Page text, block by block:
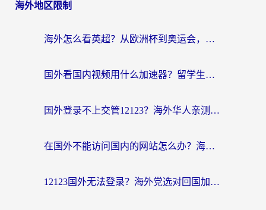
海外地区限制
海外怎么看英超？从欧洲杯到奥运会，一份让你不卡壳的中文解说观看指南
国外看国内视频用什么加速器？留学生和海外华人的实用指南
国外登录不上交管12123？海外华人亲测有效的回国加速器选择指南
在国外不能访问国内的网站怎么办？海外党必看的无缝回国上网指南
12123国外无法登录？海外党选对回国加速器，轻松解决国内资源访问难题